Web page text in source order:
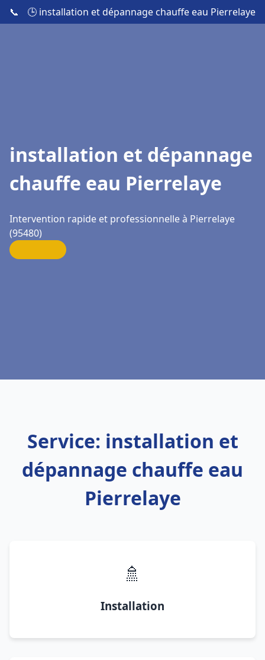
📞 🕒 installation et dépannage chauffe eau Pierrelaye
installation et dépannage
chauffe eau Pierrelaye
Intervention rapide et professionnelle à Pierrelaye
(95480)
Service: installation et
dépannage chauffe eau
Pierrelaye
🚿
Installation